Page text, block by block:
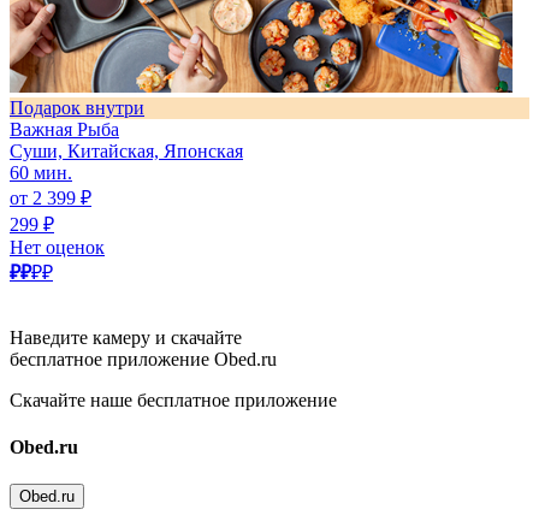
Подарок внутри
Важная Рыба
Суши, Китайская, Японская
60 мин.
от 2 399 ₽
299 ₽
Нет оценок
₽₽₽₽
Наведите камеру и скачайте
бесплатное приложение Obed.ru
Скачайте наше бесплатное приложение
Obed.ru
Obed.ru